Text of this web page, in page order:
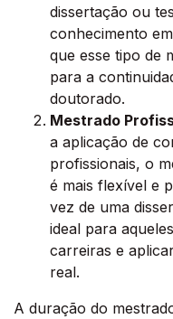
dissertação ou
conhecimento
que esse tipo de
para a
doutorado.
Mestrado
a aplicação de
profissionais, o
é mais flexível e
vez de uma
ideal para
carreiras e
real.
A duração do